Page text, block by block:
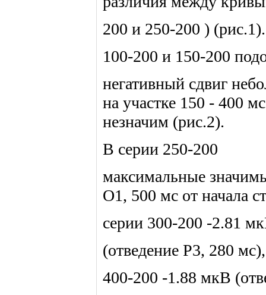
200 и 250-200 )
100-200 и 150-200
негативный сдвиг
на участке 150 - 400
незначим (рис.2).
В серии 250-200
максимальные
О1, 500 мс от начала
серии 300-200 -2.81
(отведение Р3, 280
400-200 -1.88 мкВ